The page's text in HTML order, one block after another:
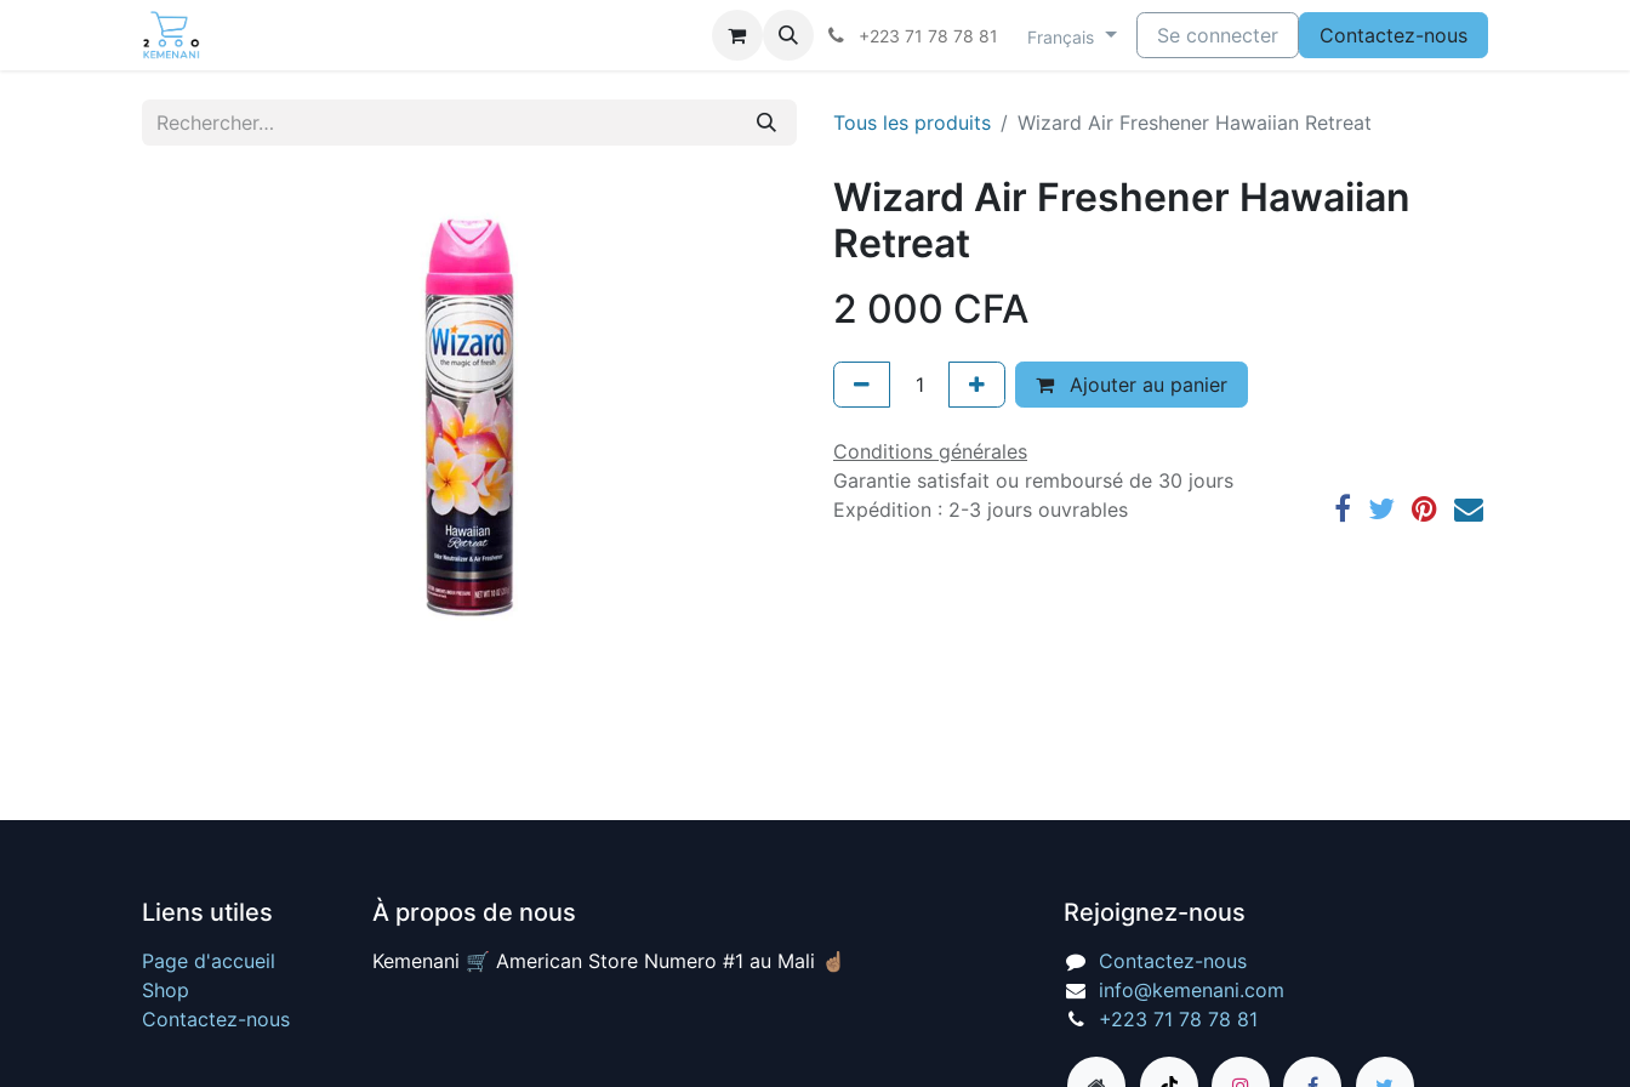
+223 71 78 78 81 Français Se connecter Contactez-nous
Tous les produits Wizard Air Freshener Hawaiian Retreat
Wizard Air Freshener Hawaiian
Retreat
2 000 CFA
Ajouter au panier
Conditions générales
Garantie satisfait ou remboursé de 30 jours
Expédition : 2-3 jours ouvrables
Liens utiles
Page d'accueil
Shop
Contactez-nous
À propos de nous
Kemenani 🛒 American Store Numero #1 au Mali ☝🏽
Rejoignez-nous
Contactez-nous
info@kemenani.com
+223 71 78 78 81